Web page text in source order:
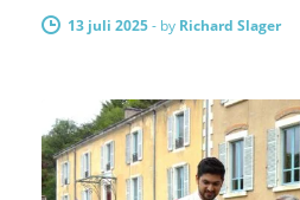
13 juli 2025- by Richard Slager